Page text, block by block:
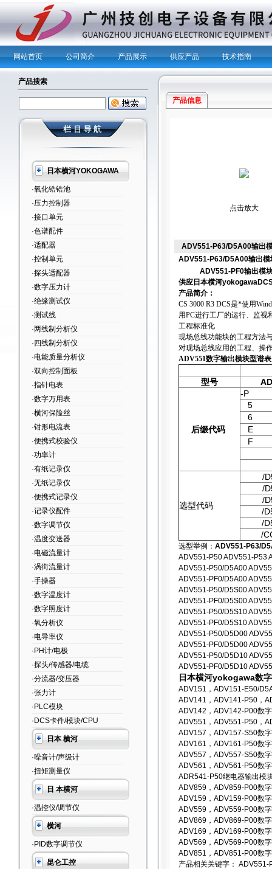
网站首页 公司简介 产品展示 供应产品 技术指南
产品搜索
日本横河YOKOGAWA
·氧化锆锆池
·压力控制器
·接口单元
·色谱配件
·适配器
·控制单元
·探头适配器
·数字压力计
·绝缘测试仪
·测试线
·两线制分析仪
·四线制分析仪
·电能质量分析仪
·双向控制面板
·指针电表
·数字万用表
·横河保险丝
·钳形电流表
·便携式校验仪
·功率计
·有纸记录仪
·无纸记录仪
·便携式记录仪
·记录仪配件
·数字调节仪
·温度变送器
·电磁流量计
·涡街流量计
·手操器
·数字温度计
·数字照度计
·氧分析仪
·电导率仪
·PH计/电极
·探头/传感器/电缆
·分流器/变压器
·张力计
·PLC模块
·DCS卡件/模块/CPU
日本 横河
·噪音计/声级计
·扭矩测量仪
日 本横河
·温控仪/调节仪
横河
·PID数字调节仪
昆仑工控
产品信息
点击放大
ADV551-P63/D5A00输出
ADV551-P63/D5A00输出模
ADV551-PF0输出模
供应 日本横河yokogawa
产品简介：
CS 3000 R3 DCS是*使用
用PC进行工厂的运行、监视
工程标准化
现场总线功能块的工程方法
对现场总线应用的工程、操
ADV551数字输出模块型谱
型号
后缀代码
-P
5
6
E
F
选型代码
/
/
/
/
/
/
选型举例： ADV551-P63/
ADV551-P50 ADV551-P53
ADV551-P50/D5A00
ADV551-PF0/D5A00
ADV551-P50/D5S00
ADV551-PF0/D5S00
ADV551-P50/D5S10
ADV551-PF0/D5S10
ADV551-P50/D5D00
ADV551-PF0/D5D00
ADV551-P50/D5D10
ADV551-PF0/D5D10
日本横河yokogawa数
ADV151，ADV151-E50/
ADV141，ADV141-P50，
ADV142，ADV142-P00数
ADV551，ADV551-P50，
ADV157，ADV157-S50数
ADV161，ADV161-P50数
ADV557，ADV557-S50数
ADV561，ADV561-P50数
ADR541-P50继电器输出模
ADV859，ADV859-P00数
ADV159，ADV159-P00数
ADV559，ADV559-P00数
ADV869，ADV869-P00数
ADV169，ADV169-P00数
ADV569，ADV569-P00数
ADV851，ADV851-P00数
产品相关关键字：